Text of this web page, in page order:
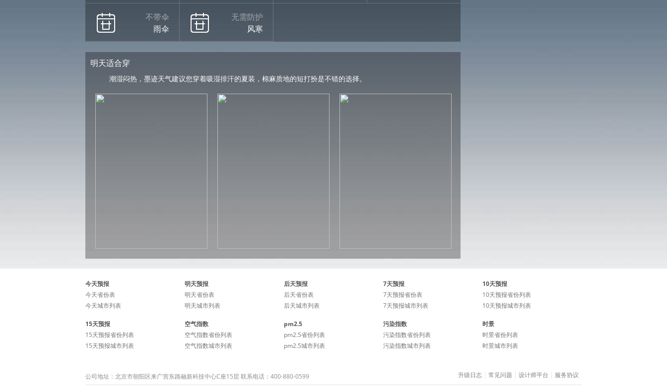
不带伞
雨伞
无需防护
风寒
明天适合穿
潮湿闷热，墨迹天气建议您穿着吸湿排汗的夏装，棉麻质地的短打扮是不错的选择。
今天预报
今天省份表
今天城市列表
明天预报
明天省份表
明天城市列表
后天预报
后天省份表
后天城市列表
7天预报
7天预报省份表
7天预报城市列表
10天预报
10天预报省份列表
10天预报城市列表
15天预报
15天预报省份列表
15天预报城市列表
空气指数
空气指数省份列表
空气指数城市列表
pm2.5
pm2.5省份列表
pm2.5城市列表
污染指数
污染指数省份列表
污染指数城市列表
时景
时景省份列表
时景城市列表
公司地址：北京市朝阳区来广营东路融新科技中心C座15层 联系电话：400-880-0599 升级日志 常见问题 设计师平台 服务协议